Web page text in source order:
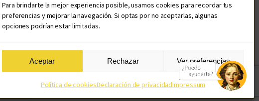
Para brindarte la mejor experiencia posible, usamos cookies para recordar tus
preferencias y mejorar la navegación. Si optas por no aceptarlas, algunas
opciones podrían estar limitadas.
Aceptar Rechazar Ver preferencias
Política de cookiesDeclaración de privacidadImpressum
Diseño web: Llama Creativa